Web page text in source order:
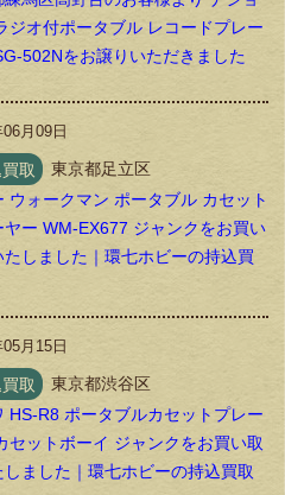
ジオ付ポータブル レコードプレー
502Nをお譲りいただきました
月09日
取
東京都足立区
ウォークマン ポータブル カセット
ヤー WM-EX677 ジャンクをお買い
たしました｜環七ホビーの持込買
月15日
取
東京都渋谷区
HS-R8 ポータブルカセットプレー
セットボーイ ジャンクをお買い取
しました｜環七ホビーの持込買取